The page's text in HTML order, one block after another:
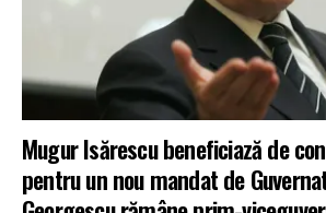
Mugur Isărescu beneficiază de
pentru un nou mandat de